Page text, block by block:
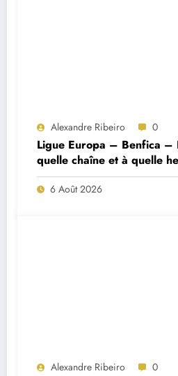
Alexandre Ribeiro 0
Ligue Europa – Benfica –
quelle chaîne et à quelle
match ?
6 Août 2026
Alexandre Ribeiro 0